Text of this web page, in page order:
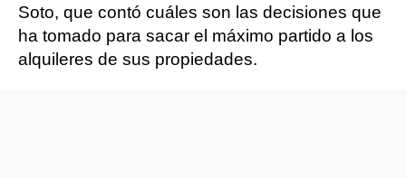
Soto, que contó cuáles son las decisiones que
ha tomado para sacar el máximo partido a los
alquileres de sus propiedades.